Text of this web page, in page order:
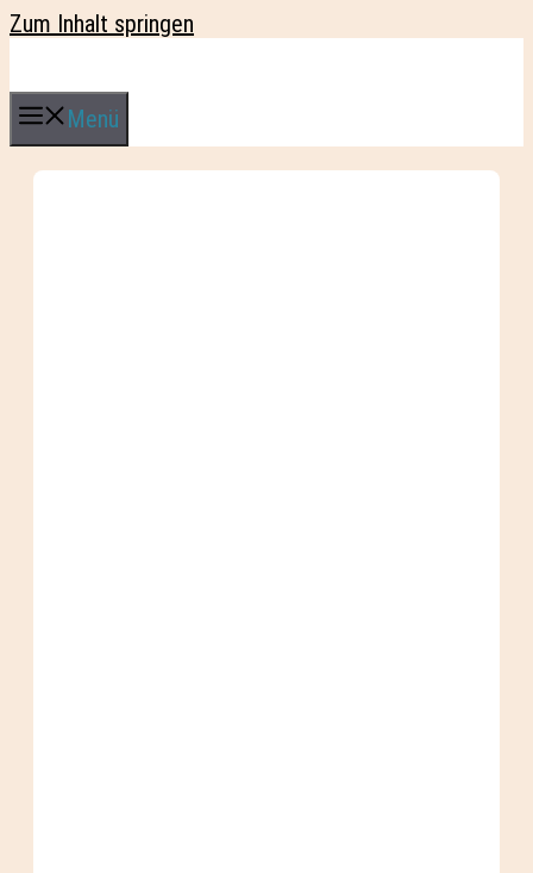
Zum Inhalt springen
Menü